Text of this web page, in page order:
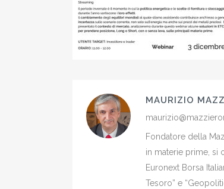
MAURIZIO
Fondatore della
in materie prime, si
Euronext Borsa
Tesoro” e